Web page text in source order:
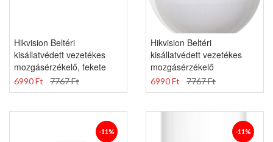
Hikvision Beltéri
kisállatvédett vezetékes
mozgásérzékelő, fekete
6990 Ft 7767 Ft
Hikvision Beltéri
kisállatvédett vezetékes
mozgásérzékelő
6990 Ft 7767 Ft
-11% -11%